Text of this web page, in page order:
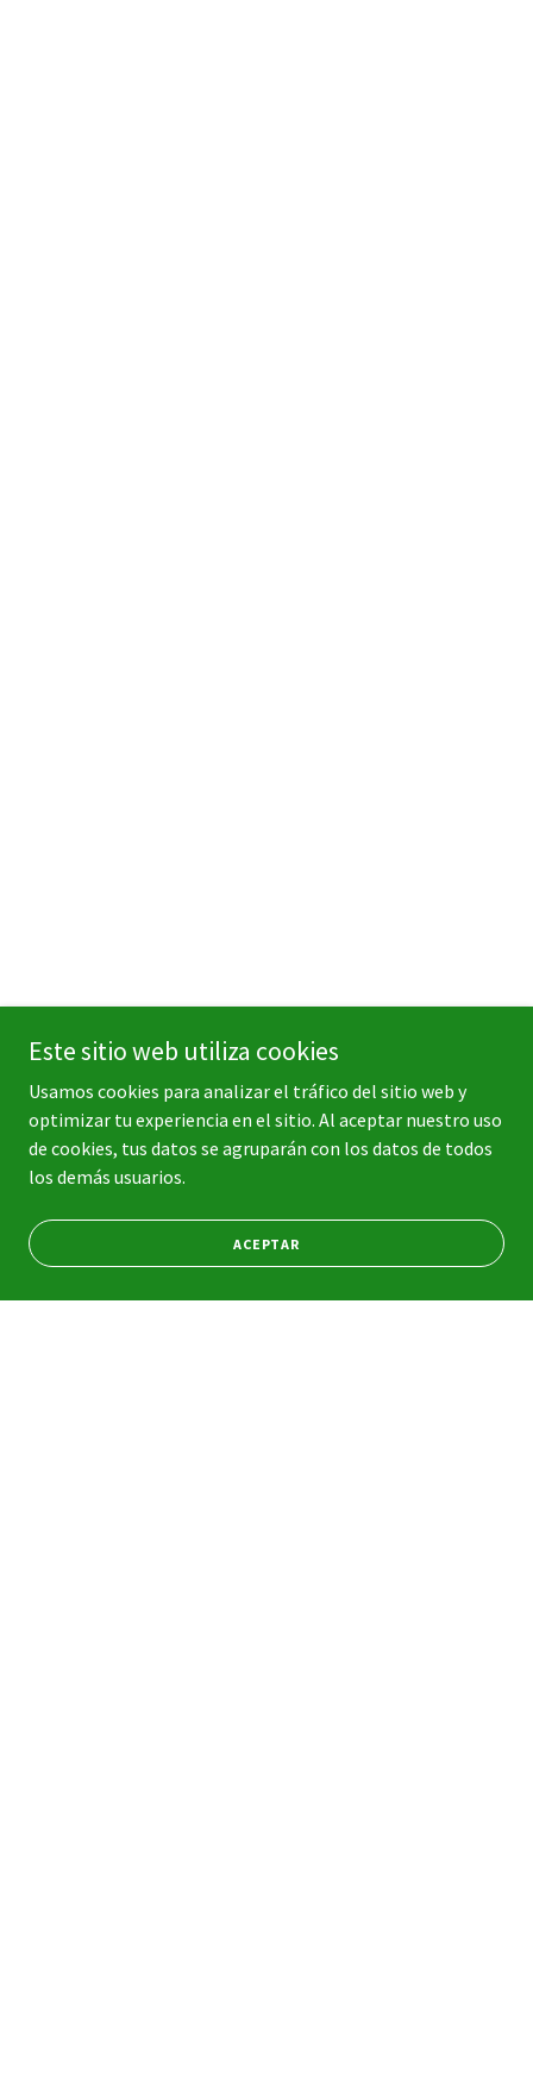
Este sitio web utiliza cookies
Usamos cookies para analizar el tráfico del sitio web y
optimizar tu experiencia en el sitio. Al aceptar nuestro uso
de cookies, tus datos se agruparán con los datos de todos
los demás usuarios.
ACEPTAR